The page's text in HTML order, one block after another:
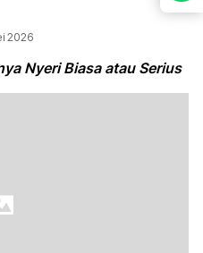
2026
Nyeri Biasa atau Serius